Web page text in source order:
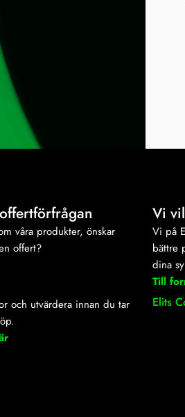
våra produkter, önskar
offert?
och utvärdera innan du tar
Vi
Vi på
bättre
dina
Till
Elits